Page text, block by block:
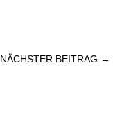
NÄCHSTER BEITRAG →